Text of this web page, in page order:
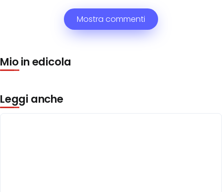
Mostra commenti
Mio in edicola
Leggi anche